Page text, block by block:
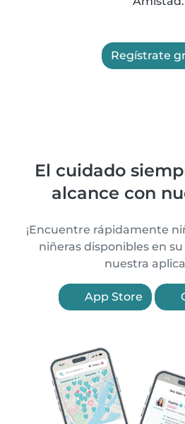
Regístrate
El cuidado
alcance con
¡Encuentre rápidamente
niñeras disponibles en
nuestra
App Store